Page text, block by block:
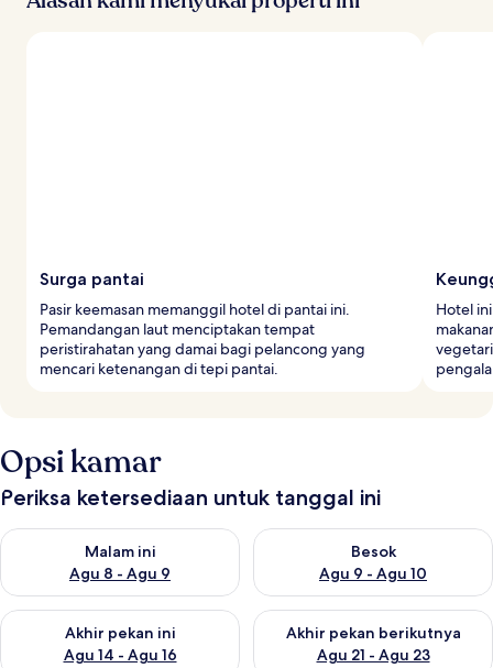
Surga pantai
Pasir keemasan memanggil hotel di pantai ini.
Pemandangan laut menciptakan tempat
peristirahatan yang damai bagi pelancong yang
mencari ketenangan di tepi pantai.
Hotel
Opsi kamar
Periksa ketersediaan untuk tanggal ini
Malam ini
Agu 8 - Agu 9
Periksa ketersediaan untuk malam ini Agu 8 - Agu 9
Besok
Agu 9 - Agu 10
Periksa ketersediaan untuk
Akhir pekan ini
Agu 14 - Agu 16
Periksa ketersediaan untuk akhir pekan ini Agu 14 - Agu 16
Akhir pekan berikutnya
Agu 21 - Agu 23
Periksa ketersediaan untuk